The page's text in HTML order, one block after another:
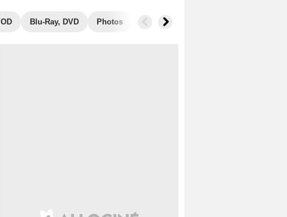
Blu-Ray, DVD Photos Secrets de tournage